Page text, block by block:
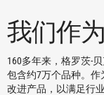
我们作
160多年来，格罗茨-
包含约7万个品种。
改进产品，以满足行